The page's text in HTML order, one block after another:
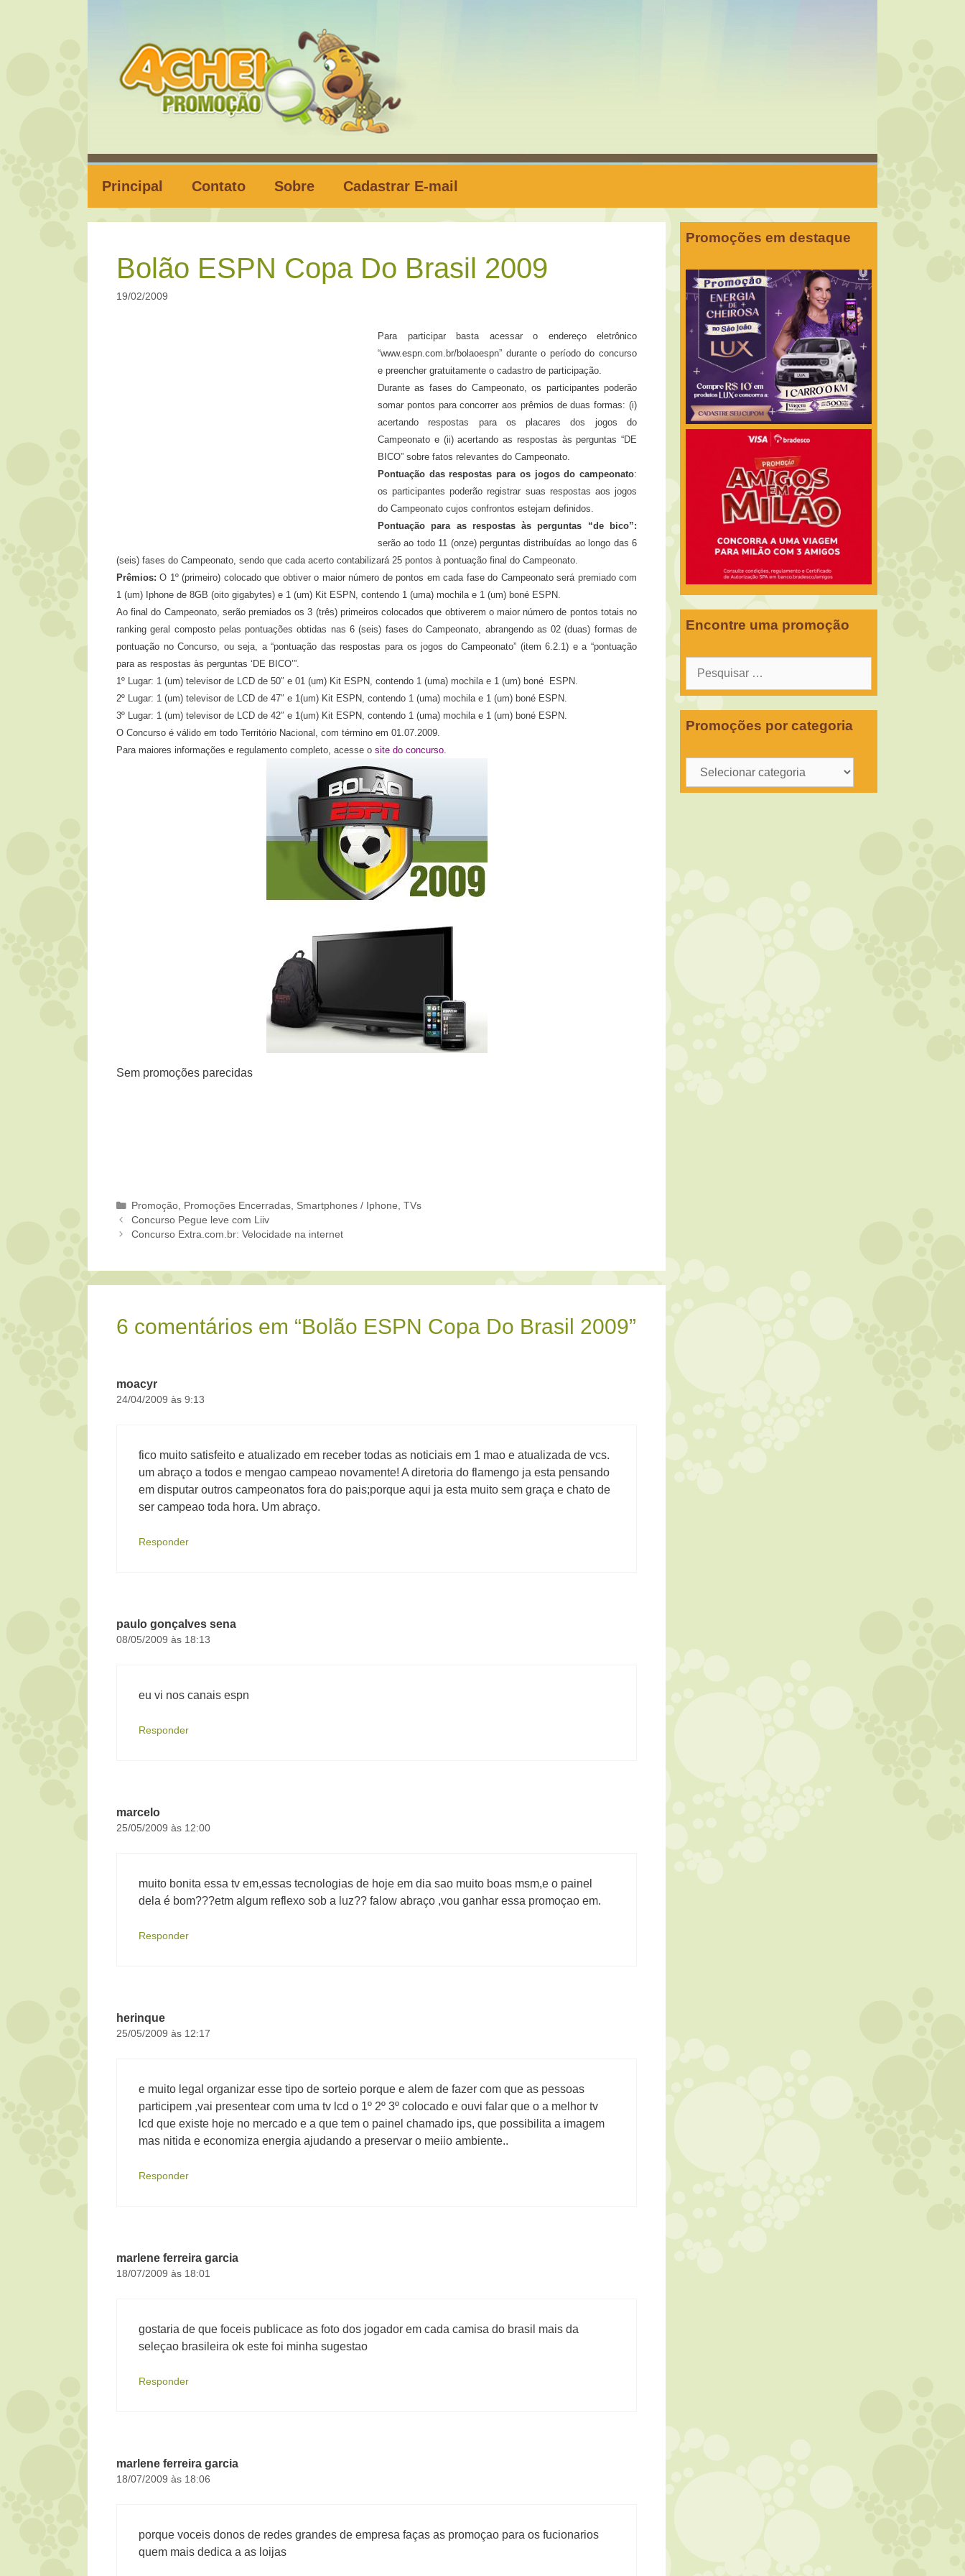
Principal Contato Sobre Cadastrar E-mail
Bolão ESPN Copa Do Brasil 2009
19/02/2009
Para participar basta acessar o endereço eletrônico
“www.espn.com.br/bolaoespn” durante o período do concurso
e preencher gratuitamente o cadastro de participação.
Durante as fases do Campeonato, os participantes poderão
somar pontos para concorrer aos prêmios de duas formas: (i)
acertando respostas para os placares dos jogos do
Campeonato e (ii) acertando as respostas às perguntas “DE
BICO” sobre fatos relevantes do Campeonato.
Pontuação das respostas para os jogos do campeonato:
os participantes poderão registrar suas respostas aos jogos
do Campeonato cujos confrontos estejam definidos.
Pontuação para as respostas às perguntas “de bico”:
serão ao todo 11 (onze) perguntas distribuídas ao longo das 6
(seis) fases do Campeonato, sendo que cada acerto contabilizará 25 pontos à pontuação final do Campeonato.
Prêmios: O 1º (primeiro) colocado que obtiver o maior número de pontos em cada fase do Campeonato será premiado com
1 (um) Iphone de 8GB (oito gigabytes) e 1 (um) Kit ESPN, contendo 1 (uma) mochila e 1 (um) boné ESPN.
Ao final do Campeonato, serão premiados os 3 (três) primeiros colocados que obtiverem o maior número de pontos totais no
ranking geral composto pelas pontuações obtidas nas 6 (seis) fases do Campeonato, abrangendo as 02 (duas) formas de
pontuação no Concurso, ou seja, a “pontuação das respostas para os jogos do Campeonato” (item 6.2.1) e a “pontuação
para as respostas às perguntas ‘DE BICO’”.
1º Lugar: 1 (um) televisor de LCD de 50″ e 01 (um) Kit ESPN, contendo 1 (uma) mochila e 1 (um) boné
ESPN.
2º Lugar: 1 (um) televisor de LCD de 47″ e 1(um) Kit ESPN, contendo 1 (uma) mochila e 1 (um) boné ESPN.
3º Lugar: 1 (um) televisor de LCD de 42″ e 1(um) Kit ESPN, contendo 1 (uma) mochila e 1 (um) boné ESPN.
O Concurso é válido em todo Território Nacional, com término em 01.07.2009.
Para maiores informações e regulamento completo, acesse o site do concurso.
Sem promoções parecidas
Categorias
Promoção Promoções Encerradas Smartphones / Iphone ,TVs
Concurso Pegue leve com Liiv
Concurso Extra.com.br: Velocidade na internet
6 comentários em “Bolão ESPN Copa Do Brasil 2009”
moacyr
24/04/2009 às 9:13
fico muito satisfeito e atualizado em receber todas as noticiais em 1 mao e atualizada de vcs.
um abraço a todos e mengao campeao novamente! A diretoria do flamengo ja esta pensando
em disputar outros campeonatos fora do pais;porque aqui ja esta muito sem graça e chato de
ser campeao toda hora. Um abraço.
Responder
paulo gonçalves sena
08/05/2009 às 18:13
eu vi nos canais espn
Responder
marcelo
25/05/2009 às 12:00
muito bonita essa tv em,essas tecnologias de hoje em dia sao muito boas msm,e o painel
dela é bom???etm algum reflexo sob a luz?? falow abraço ,vou ganhar essa promoçao em.
Responder
herinque
25/05/2009 às 12:17
e muito legal organizar esse tipo de sorteio porque e alem de fazer com que as pessoas
participem ,vai presentear com uma tv lcd o 1º 2º 3º colocado e ouvi falar que o a melhor tv
lcd que existe hoje no mercado e a que tem o painel chamado ips, que possibilita a imagem
mas nitida e economiza energia ajudando a preservar o meiio ambiente..
Responder
marlene ferreira garcia
18/07/2009 às 18:01
gostaria de que foceis publicace as foto dos jogador em cada camisa do brasil mais da
seleçao brasileira ok este foi minha sugestao
Responder
marlene ferreira garcia
18/07/2009 às 18:06
porque voceis donos de redes grandes de empresa faças as promoçao para os fucionarios
quem mais dedica a as loijas
Promoções em destaque
Encontre uma promoção
Pesquisar
Promoções por categoria
Promoções
por